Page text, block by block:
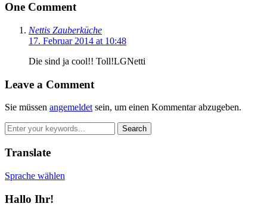
One Comment
Nettis Zauberküche
17. Februar 2014 at 10:48
Die sind ja cool!! Toll!LGNetti
Leave a Comment
Sie müssen angemeldetsein, um einen Kommentar abzugeben.
Translate
Sprache wählen
Hallo Ihr!